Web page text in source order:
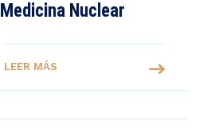
Medicina Nuclear
LEER MÁS